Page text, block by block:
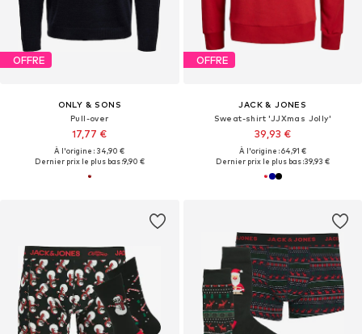
OFFRE
ONLY & SONS
Pull-over
17,77 €
À l'origine : 34,90 €
Dernier prix le plus bas :9,90 €
OFFRE
JACK & JONES
Sweat-shirt 'JJXmas Jolly'
39,93 €
À l'origine : 64,91 €
Dernier prix le plus bas :39,93 €